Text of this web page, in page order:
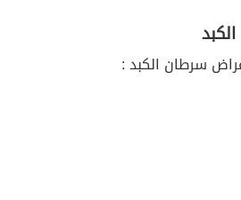
سرطان الكبد :